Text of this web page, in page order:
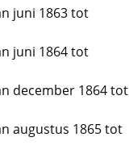
juni 1863 tot
juni 1864 tot
december 1864 tot
augustus 1865 tot